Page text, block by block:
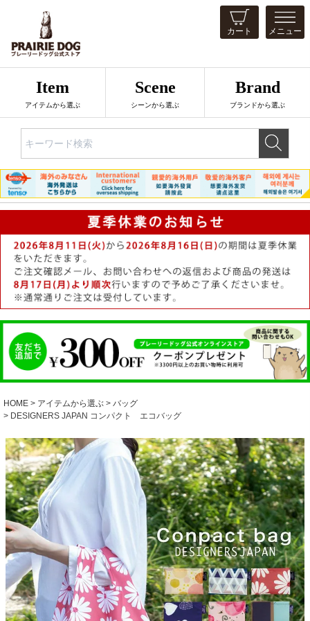
カート メニュー
Item
アイテムから選ぶ
Scene
シーンから選ぶ
Brand
ブランドから選ぶ
HOME アイテムから選ぶ
バッグ
DESIGNERS JAPAN コンパクト エコバッグ